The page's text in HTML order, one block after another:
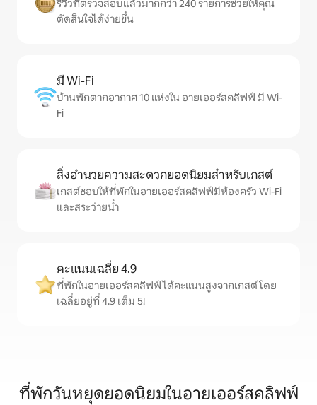
รีวิวที่ตรวจสอบแล้วมากกว่า 240 รายการช่วยให้คุณ
ตัดสินใจได้ง่ายขึ้น
มี Wi-Fi
บ้านพักตากอากาศ 10 แห่งใน อายเออร์สคลิฟฟ์ มี Wi-
Fi
สิ่งอำนวยความสะดวกยอดนิยมสำหรับเกสต์
เกสต์ชอบให้ที่พักในอายเออร์สคลิฟฟ์มีห้องครัว Wi-Fi
และสระว่ายน้ำ
คะแนนเฉลี่ย 4.9
ที่พักในอายเออร์สคลิฟฟ์ได้คะแนนสูงจากเกสต์ โดย
เฉลี่ยอยู่ที่ 4.9 เต็ม 5!
ที่พักวันหยุดยอดนิยมในอายเออร์สคลิฟฟ์